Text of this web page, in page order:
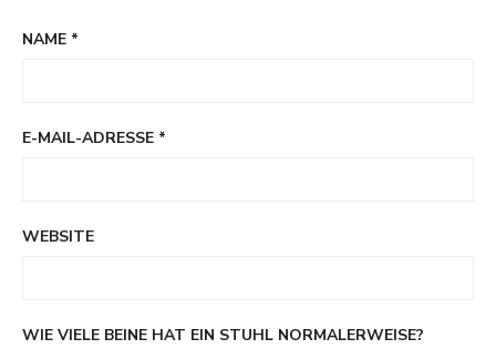
NAME *
E-MAIL-ADRESSE *
WEBSITE
WIE VIELE BEINE HAT EIN STUHL NORMALERWEISE?